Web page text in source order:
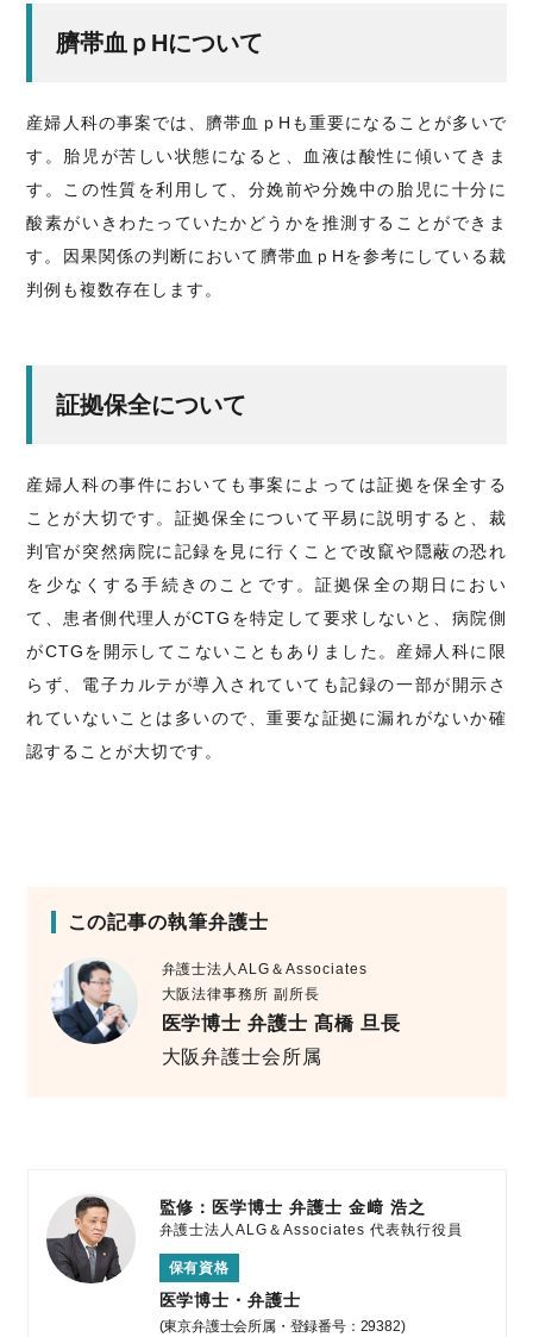
臍帯血ｐHについて
産婦人科の事案では、臍帯血ｐHも重要になることが多いで
す。胎児が苦しい状態になると、血液は酸性に傾いてきま
す。この性質を利用して、分娩前や分娩中の胎児に十分に
酸素がいきわたっていたかどうかを推測することができま
す。因果関係の判断において臍帯血ｐHを参考にしている裁
判例も複数存在します。
証拠保全について
産婦人科の事件においても事案によっては証拠を保全する
ことが大切です。証拠保全について平易に説明すると、裁
判官が突然病院に記録を見に行くことで改竄や隠蔽の恐れ
を少なくする手続きのことです。証拠保全の期日におい
て、患者側代理人がCTGを特定して要求しないと、病院側
がCTGを開示してこないこともありました。産婦人科に限
らず、電子カルテが導入されていても記録の一部が開示さ
れていないことは多いので、重要な証拠に漏れがないか確
認することが大切です。
この記事の執筆弁護士
弁護士法人ALG＆Associates
大阪法律事務所 副所長
医学博士 弁護士 髙橋 旦長
大阪弁護士会所属
監修：医学博士 弁護士金﨑 浩之
弁護士法人ALG＆Associates 代表執行役員
保有資格
医学博士・弁護士
(東京弁護士会所属・登録番号：29382)